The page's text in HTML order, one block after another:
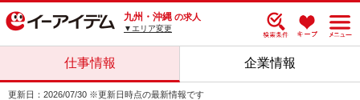
九州・沖縄 の求人
▼エリア変更
仕事情報 企業情報
更新日：2026/07/30 ※更新日時点の最新情報です